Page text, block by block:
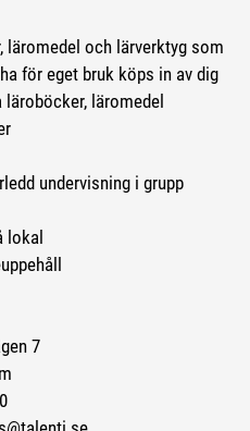
och lärverktyg som
för eget bruk köps in av dig
läromedel
i grupp
7